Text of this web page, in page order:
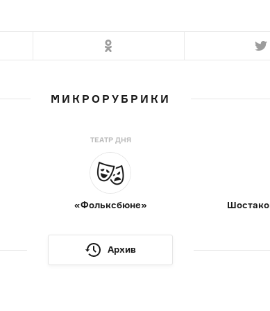
МИКРОРУБРИКИ
ТЕАТР ДНЯ
«Фольксбюне»
Архив